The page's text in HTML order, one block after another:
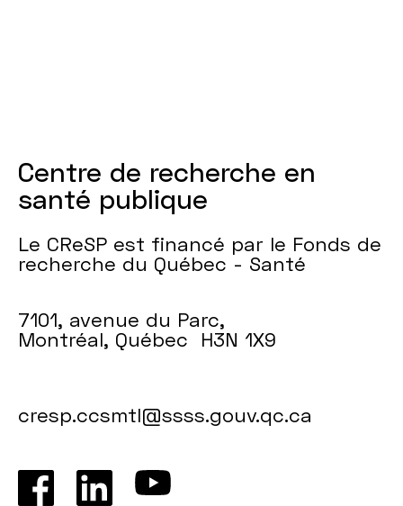
Centre de recherche en
santé publique
Le CReSP est financé par le Fonds de
recherche du Québec - Santé
7101, avenue du Parc,
Montréal, Québec H3N 1X9
cresp.ccsmtl@ssss.gouv.qc.ca